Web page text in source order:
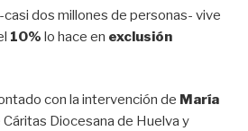
casi dos millones de personas- vive
10% lo hace en exclusión
con la intervención de María
Diocesana de Huelva y